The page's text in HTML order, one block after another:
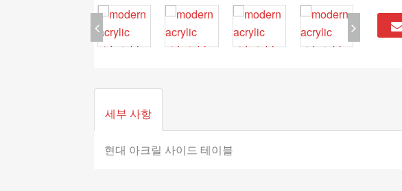
세부 사항
현대 아크릴 사이드 테이블